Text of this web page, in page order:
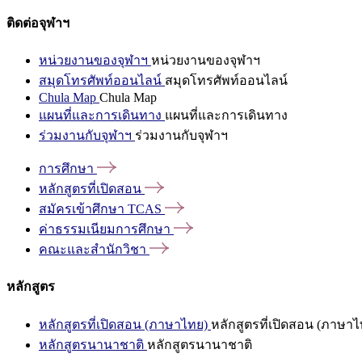
ติดต่อจุฬาฯ
หน่วยงานของจุฬาฯ หน่วยงานของจุฬาฯ
สมุดโทรศัพท์ออนไลน์ สมุดโทรศัพท์ออนไลน์
Chula Map Chula Map
แผนที่และการเดินทาง แผนที่และการเดินทาง
ร่วมงานกับจุฬาฯ ร่วมงานกับจุฬาฯ
การศึกษา
หลักสูตรที่เปิดสอน
สมัครเข้าศึกษา TCAS
ค่าธรรมเนียมการศึกษา
คณะและสำนักวิชา
หลักสูตร
หลักสูตรที่เปิดสอน (ภาษาไทย) หลักสูตรที่เปิดสอน (ภาษาไ
หลักสูตรนานาชาติ หลักสูตรนานาชาติ